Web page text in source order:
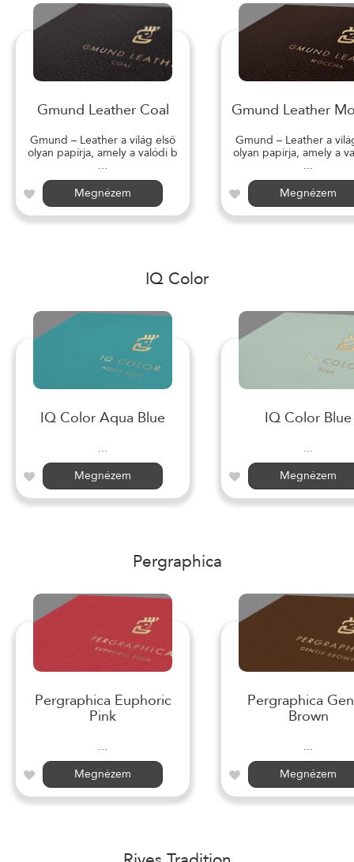
Gmund Leather Coal
Gmund – Leather a világ első
olyan papírja, amely a valódi b
...
Megnézem
Gmund Leather
Gmund – Leather a
olyan papírja, amely a
...
Megnézem
IQ Color
IQ Color Aqua Blue
...
Megnézem
IQ Color Blue
...
Megnézem
Pergraphica
Pergraphica Euphoric
Pink
...
Megnézem
Pergraphica
Brown
...
Megnézem